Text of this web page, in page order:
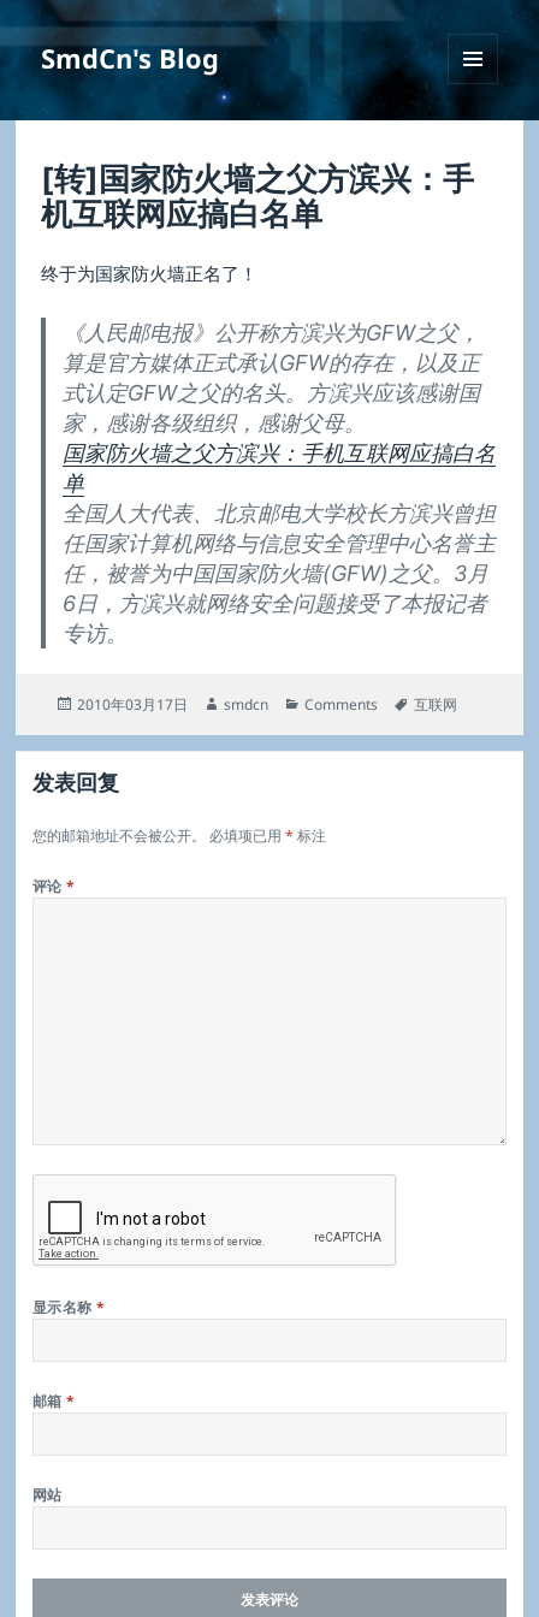
SmdCn's Blog
挂件
[转]国家防火墙之父方滨兴：手
机互联网应搞白名单
终于为国家防火墙正名了！
《人民邮电报》公开称方滨兴为GFW之父，
算是官方媒体正式承认GFW的存在，以及正
式认定GFW之父的名头。方滨兴应该感谢国
家，感谢各级组织，感谢父母。
国家防火墙之父方滨兴：手机互联网应搞白名
单
全国人大代表、北京邮电大学校长方滨兴曾担
任国家计算机网络与信息安全管理中心名誉主
任，被誉为中国国家防火墙(GFW)之父。3月
6日，方滨兴就网络安全问题接受了本报记者
专访。
发
于
2010年03月17日
作
smdcn
分
Comments
标
互联网
发表回复
您的邮箱地址不会被公开。 必填项已用 * 标注
评论*
显示名称*
邮箱*
网站